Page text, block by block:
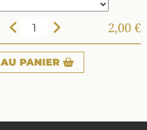
2,00 €
AU PANIER